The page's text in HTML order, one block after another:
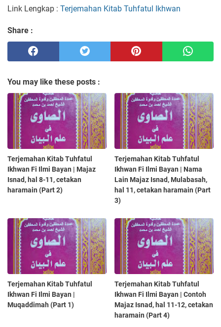
Link Lengkap : Terjemahan Kitab Tuhfatul Ikhwan
Share :
You may like these posts :
Terjemahan Kitab Tuhfatul
Ikhwan Fi Ilmi Bayan | Majaz
Isnad, hal 8-11, cetakan
haramain (Part 2)
Terjemahan Kitab Tuhfatul
Ikhwan Fi Ilmi Bayan | Nama
Lain Majaz Isnad, Mulabasah,
hal 11, cetakan haramain (Part
3)
Terjemahan Kitab Tuhfatul
Ikhwan Fi Ilmi Bayan |
Muqaddimah (Part 1)
Terjemahan Kitab Tuhfatul
Ikhwan Fi Ilmi Bayan | Contoh
Majaz Isnad, hal 11-12, cetakan
haramain (Part 4)